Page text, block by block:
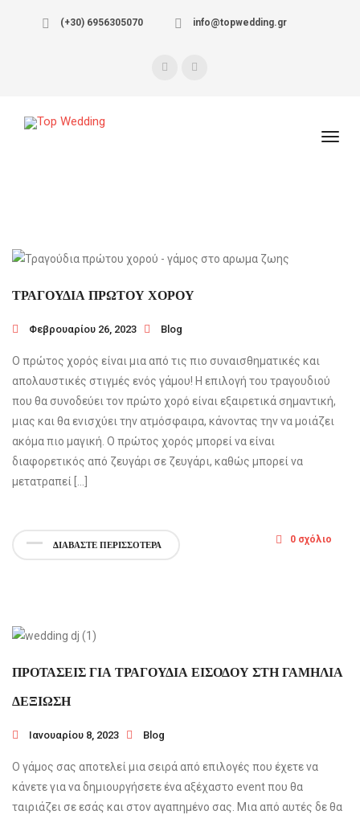
(+30) 6956305070 info@topwedding.gr
ΤΡΑΓΟΥΔΙΑ ΠΡΩΤΟΥ ΧΟΡΟΥ
Φεβρουαρίου 26, 2023 Blog
Ο πρώτος χορός είναι μια από τις πιο συναισθηματικές και
απολαυστικές στιγμές ενός γάμου! Η επιλογή του τραγουδιού
που θα συνοδεύει τον πρώτο χορό είναι εξαιρετικά σημαντική,
μιας και θα ενισχύει την ατμόσφαιρα, κάνοντας την να μοιάζει
ακόμα πιο μαγική. Ο πρώτος χορός μπορεί να είναι
διαφορετικός από ζευγάρι σε ζευγάρι, καθώς μπορεί να
μετατραπεί […]
ΔΙΑΒΑΣΤΕ ΠΕΡΙΣΣΟΤΕΡΑ 0 σχόλιο
ΠΡΟΤΑΣΕΙΣ ΓΙΑ ΤΡΑΓΟΥΔΙΑ ΕΙΣΟΔΟΥ ΣΤΗ ΓΑΜΗΛΙΑ
ΔΕΞΙΩΣΗ
Ιανουαρίου 8, 2023 Blog
Ο γάμος σας αποτελεί μια σειρά από επιλογές που έχετε να
κάνετε για να δημιουργήσετε ένα αξέχαστο event που θα
ταιριάζει σε εσάς και στον αγαπημένο σας. Μια από αυτές δε θα